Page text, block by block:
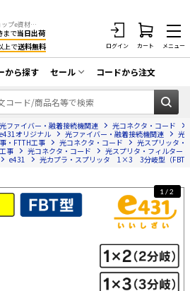
工事資材のプロショップe資材 CATV・アンテナ・防犯・光・LAN・電気・空調工事など
まで当日出荷
上で送料無料 ログイン カート メニュー
栓／関連工具
スター／CATV
束バンド・テー
／RCAケーブル
ンテナ工事
工事
換気扇工事
から探す セール
在庫一掃セール
コードから注文
光ファイバー・融着接続機関連
光コネクタ・コード
e431オリジナル 光ファイバー・融着接続機関連
光
・FTTH工事 光コネクタ・コード
光スプリッタ・
事 光コネクタ・コード
光スプリタ・フィルター
e431 光カプラ・スプリッタ 1×3 3分岐型（FBT
1/2